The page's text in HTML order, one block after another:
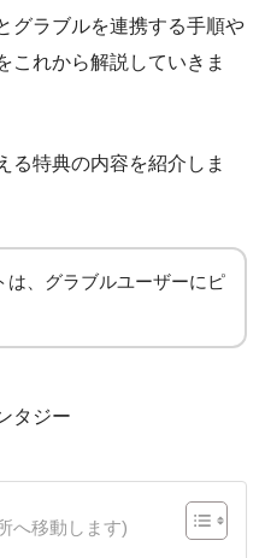
グラブルを連携する手順や
これから解説していきま
る特典の内容を紹介しま
は、グラブルユーザーにピ
タジー
へ移動します)